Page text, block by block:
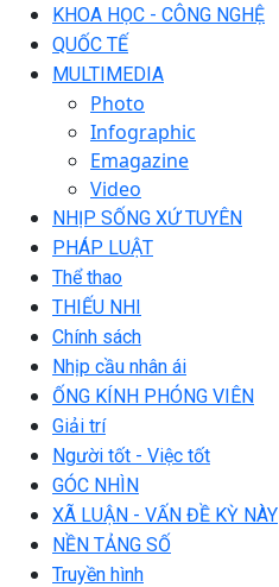
KHOA HỌC - CÔNG NGHỆ
QUỐC TẾ
MULTIMEDIA
Photo
Infographic
Emagazine
Video
NHỊP SỐNG XỨ TUYÊN
PHÁP LUẬT
Thể thao
THIẾU NHI
Chính sách
Nhịp cầu nhân ái
ỐNG KÍNH PHÓNG VIÊN
Giải trí
Người tốt - Việc tốt
GÓC NHÌN
XÃ LUẬN - VẤN ĐỀ KỲ NÀY
NỀN TẢNG SỐ
Truyền hình